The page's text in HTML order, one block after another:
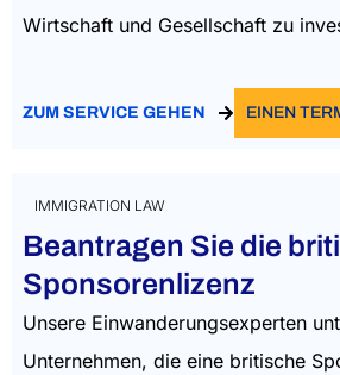
Wirtschaft und Gesellschaft zu
ZUM SERVICE GEHEN EINEN
IMMIGRATION LAW
Beantragen Sie die
Sponsorenlizenz
Unsere Einwanderungsexperten
Unternehmen, die eine britische